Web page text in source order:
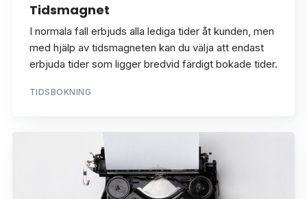
Tidsmagnet
I normala fall erbjuds alla lediga tider åt kunden, men
med hjälp av tidsmagneten kan du välja att endast
erbjuda tider som ligger bredvid färdigt bokade tider.
TIDSBOKNING